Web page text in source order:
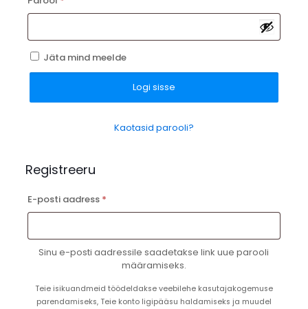
Jäta mind meelde
Logi sisse
Kaotasid parooli?
Registreeru
E-posti aadress *Nõutud
Sinu e-posti aadressile saadetakse link uue parooli
määramiseks.
Teie isikuandmeid töödeldakse veebilehe kasutajakogemuse
parendamiseks, Teie konto ligipääsu haldamiseks ja muudel